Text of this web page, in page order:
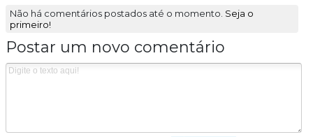
Não há comentários postados até o momento. Seja o
primeiro!
Postar um novo comentário